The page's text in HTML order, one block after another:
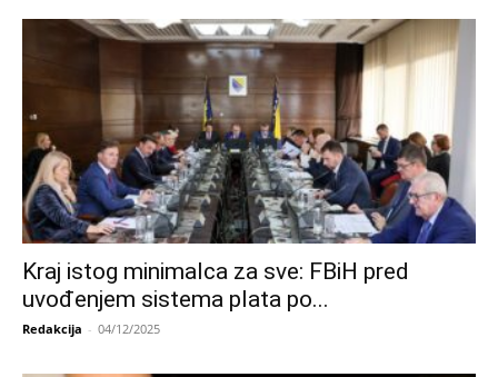
Kraj istog minimalca za sve: FBiH pred
uvođenjem sistema plata po...
Redakcija - 04/12/2025